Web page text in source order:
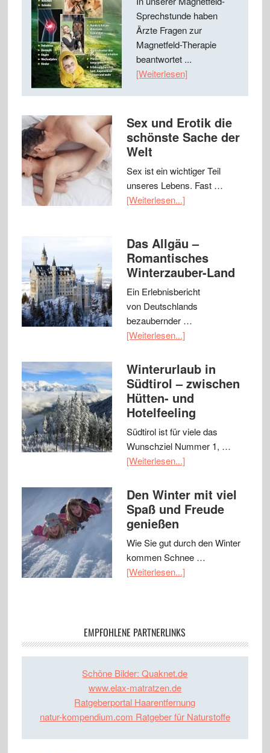
Sprechstunde haben
Ärzte Fragen zur
Magnetfeld-Therapie
beantwortet ...
[Weiterlesen]
Sex und Erotik die
schönste Sache der
Welt
Sex ist ein wichtiger Teil
unseres Lebens. Fast …
[Weiterlesen...]
Das Allgäu –
Romantisches
Winterzauber-Land
Ein Erlebnisbericht
von Deutschlands
bezaubernder …
[Weiterlesen...]
Winterurlaub in
Südtirol – zwischen
Hütten- und
Hotelfeeling
Südtirol ist für viele das
Wunschziel Nummer 1, …
[Weiterlesen...]
Den Winter mit viel
Spaß und Freude
genießen
Wie Sie gut durch den Winter
kommen Schnee …
[Weiterlesen...]
EMPFOHLENE PARTNERLINKS
Schöne Bilder: Quaknet.de
www.elax-matratzen.de
Ratgeberportal Haarentfernung
natur-kompendium.com Ratgeber für Naturstoffe